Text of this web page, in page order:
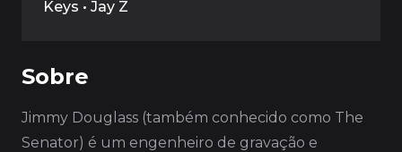
Keys • Jay Z
Sobre
Jimmy Douglass (também conhecido como The
Senator) é um engenheiro de gravação e